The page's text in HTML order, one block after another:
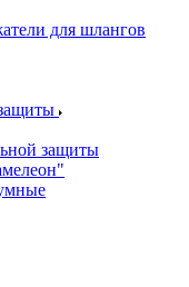
для шлангов
защиты